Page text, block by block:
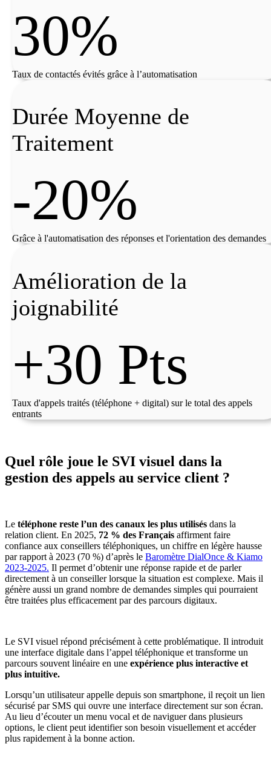
30%
Taux de contactés évités grâce à l’automatisation
Durée Moyenne de
Traitement
-20%
Grâce à l'automatisation des réponses et l'orientation des demandes
Amélioration de la
joignabilité
+30 Pts
Taux d'appels traités (téléphone + digital) sur le total des appels
entrants
Quel rôle joue le SVI visuel dans la
gestion des appels au service client ?
Le téléphone reste l’un des canaux les plus utilisés dans la
relation client. En 2025, 72 % des Français affirment faire
confiance aux conseillers téléphoniques, un chiffre en légère hausse
par rapport à 2023 (70 %) d’après le Baromètre DialOnce & Kiamo
2023-2025. Il permet d’obtenir une réponse rapide et de parler
directement à un conseiller lorsque la situation est complexe. Mais il
génère aussi un grand nombre de demandes simples qui pourraient
être traitées plus efficacement par des parcours digitaux.
Le SVI visuel répond précisément à cette problématique. Il introduit
une interface digitale dans l’appel téléphonique et transforme un
parcours souvent linéaire en une expérience plus interactive et
plus intuitive.
Lorsqu’un utilisateur appelle depuis son smartphone, il reçoit un lien
sécurisé par SMS qui ouvre une interface directement sur son écran.
Au lieu d’écouter un menu vocal et de naviguer dans plusieurs
options, le client peut identifier son besoin visuellement et accéder
plus rapidement à la bonne action.